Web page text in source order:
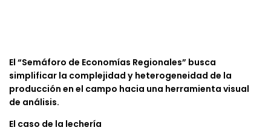
El “Semáforo de Economías Regionales” busca
simplificar la complejidad y heterogeneidad de la
producción en el campo hacia una herramienta visual
de análisis.
El caso de la lechería